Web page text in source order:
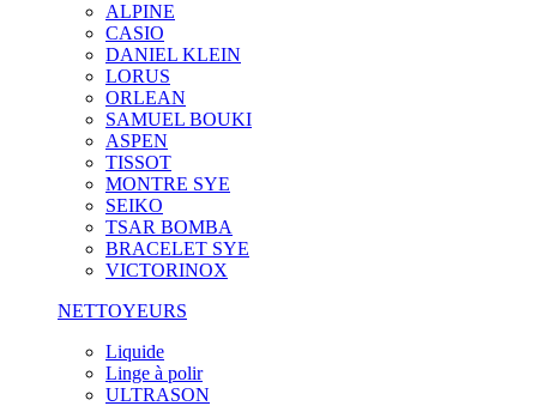
ALPINE
CASIO
DANIEL KLEIN
LORUS
ORLEAN
SAMUEL BOUKI
ASPEN
TISSOT
MONTRE SYE
SEIKO
TSAR BOMBA
BRACELET SYE
VICTORINOX
NETTOYEURS
Liquide
Linge à polir
ULTRASON